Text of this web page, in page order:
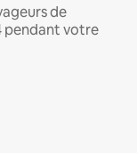
de
pendant votre